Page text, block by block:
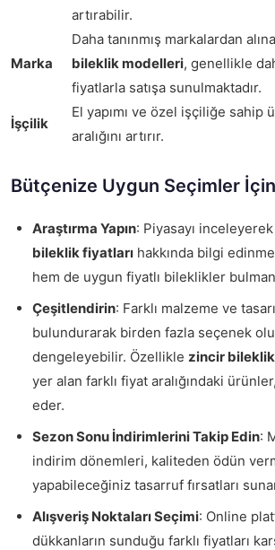
artırabilir.
Marka
Daha tanınmış markalardan
bileklik modelleri, genellikle
fiyatlarla satışa sunulmaktadır.
İşçilik
El yapımı ve özel işçiliğe sahip
aralığını artırır.
Bütçenize Uygun Seçimler
Araştırma Yapın: Piyasayı inceleyerek
bileklik fiyatları hakkında bilgi
hem de uygun fiyatlı bileklikler
Çeşitlendirin: Farklı malzeme ve
bulundurarak birden fazla seçenek
dengeleyebilir. Özellikle zincir
yer alan farklı fiyat aralığındaki
eder.
Sezon Sonu İndirimlerini Takip Edin:
indirim dönemleri, kaliteden ödün
yapabileceğiniz tasarruf fırsatları
Alışveriş Noktaları Seçimi: Online
dükkanların sunduğu farklı fiyatları